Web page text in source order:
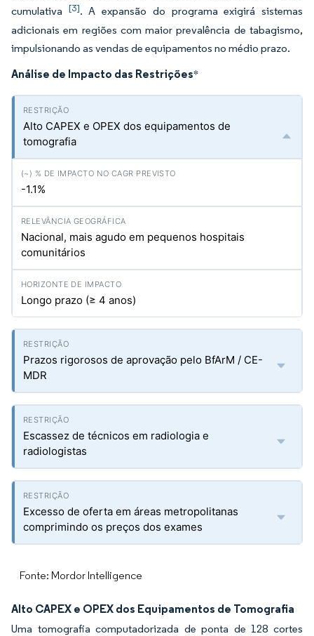
cumulativa [3]. A expansão do programa exigirá sistemas
adicionais em regiões com maior prevalência de tabagismo,
impulsionando as vendas de equipamentos no médio prazo.
Análise de Impacto das Restrições*
Alto CAPEX e OPEX dos equipamentos de
tomografia
-1.1%
Nacional, mais agudo em pequenos hospitais
comunitários
Longo prazo (≥ 4 anos)
Prazos rigorosos de aprovação pelo BfArM / CE-
MDR
Escassez de técnicos em radiologia e
radiologistas
Excesso de oferta em áreas metropolitanas
comprimindo os preços dos exames
Fonte: Mordor Intelligence
Alto CAPEX e OPEX dos Equipamentos de Tomografia
Uma tomografia computadorizada de ponta de 128 cortes